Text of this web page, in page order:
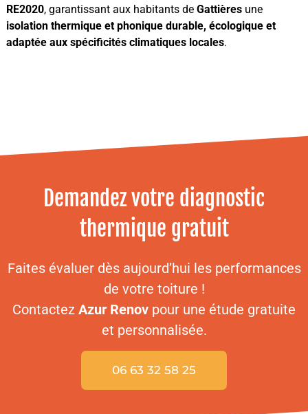
RE2020, garantissant aux habitants de Gattières une
isolation thermique et phonique durable, écologique et
adaptée aux spécificités climatiques locales.
Demandez votre diagnostic
thermique gratuit
Faites évaluer dès aujourd’hui les performances
de votre toiture !
Contactez Azur Renov pour une étude gratuite
et personnalisée.
06 63 32 58 25